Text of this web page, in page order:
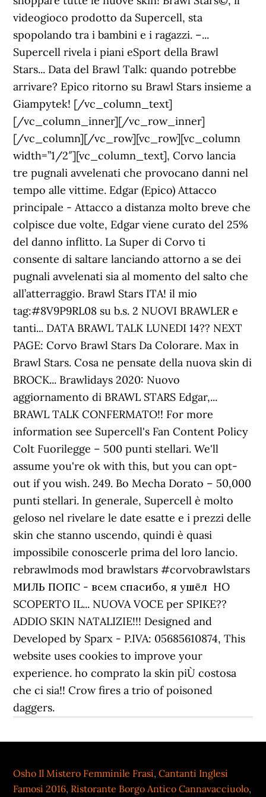
Osho Il Mistero Femminile Frasi,Cantanti Inglesi
Famosi 2016, Ristorante Borgo Antico Cannavacciuolo,